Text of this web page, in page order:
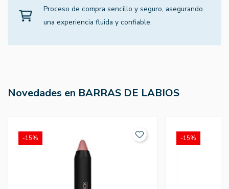
Proceso de compra sencillo y seguro, asegurando
una experiencia fluida y confiable.
Novedades en BARRAS DE LABIOS
-15% -15%